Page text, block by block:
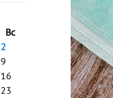
Вс
2
9
16
23